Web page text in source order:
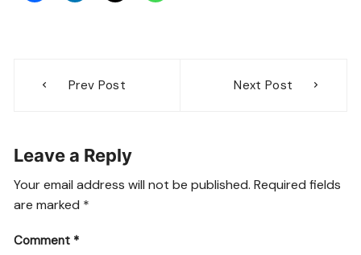
navigation
Prev Post Next Post
Leave a Reply
Your email address will not be published. Required fields
are marked *
Comment *